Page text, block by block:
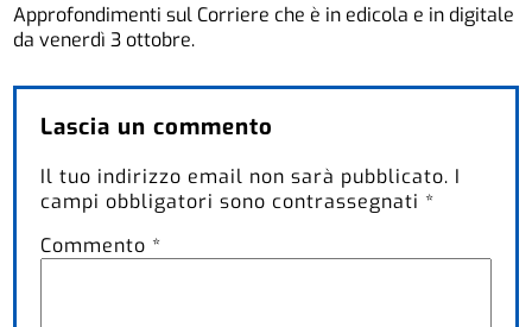
Approfondimenti sul Corriere che è in edicola e in digitale
da venerdì 3 ottobre.
Lascia un commento
Il tuo indirizzo email non sarà pubblicato. I
campi obbligatori sono contrassegnati *
Commento *